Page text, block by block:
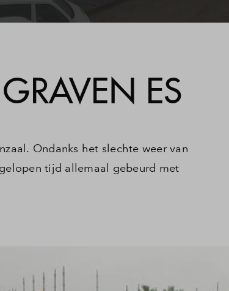
ES
Ondanks het slechte weer van
tijd allemaal gebeurd met